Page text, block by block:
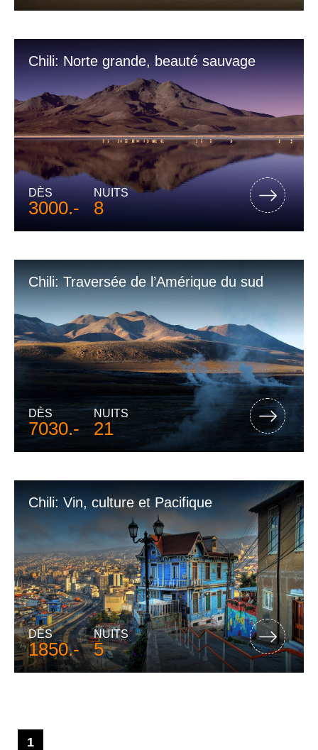
Chili: Norte grande, beauté sauvage
DÈS
3000.-
NUITS
8
Chili: Traversée de l’Amérique du sud
DÈS
7030.-
NUITS
21
Chili: Vin, culture et Pacifique
DÈS
1850.-
NUITS
5
1